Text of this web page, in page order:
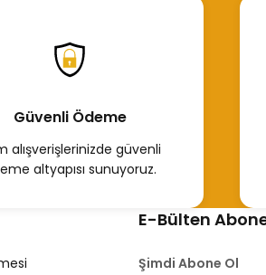
(Dik Kanal)
Güvenli Ödeme
alışverişlerinizde güvenli
altyapısı sunuyoruz.
E-Bülten
Şimdi Abone Ol